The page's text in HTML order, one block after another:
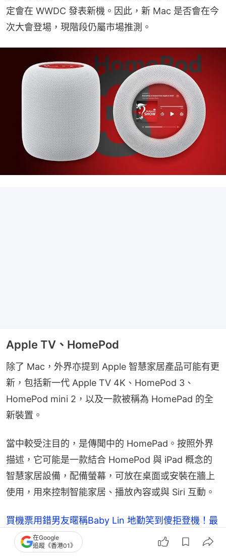
定會在 WWDC 發表新機。因此，新 Mac 是否會在今
次大會登場，現階段仍屬市場推測。
Apple TV、HomePod
除了 Mac，外界亦提到 Apple 智慧家居產品可能有更
新，包括新一代 Apple TV 4K、HomePod 3、
HomePod mini 2，以及一款被稱為 HomePad 的全
新裝置。
當中較受注目的，是傳聞中的 HomePad。按照外界
描述，它可能是一款結合 HomePod 與 iPad 概念的
智慧家居設備，配備螢幕，可放在桌面或安裝在牆上
使用，用來控制智能家居、播放內容或與 Siri 互動。
買機票用錯男友暱稱Baby Lin 地勤笑到傻拒登機！最
終如何解決？
在Google
追蹤《香港01》